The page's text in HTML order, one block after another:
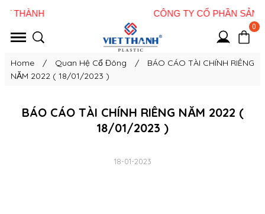
0
Home / Quan Hệ Cổ Đông /
BÁO CÁO TÀI CHÍNH RIÊNG
NĂM 2022 ( 18/01/2023 )
BÁO CÁO TÀI CHÍNH RIÊNG NĂM 2022 (
18/01/2023 )
18-01-2023